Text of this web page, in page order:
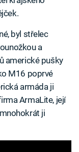
byl střelec
a
americké pušky
M16 poprvé
armáda ji
ArmaLite, její
ji